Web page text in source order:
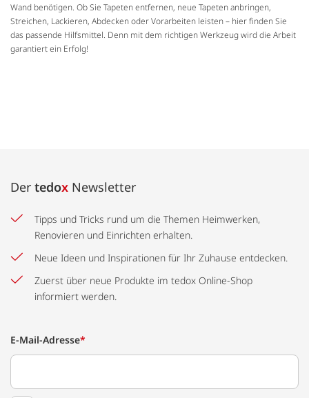
Wand benötigen. Ob Sie Tapeten entfernen, neue Tapeten anbringen,
Streichen, Lackieren, Abdecken oder Vorarbeiten leisten – hier finden Sie
das passende Hilfsmittel. Denn mit dem richtigen Werkzeug wird die Arbeit
garantiert ein Erfolg!
Der tedox Newsletter
Tipps und Tricks rund um die Themen Heimwerken,
Renovieren und Einrichten erhalten.
Neue Ideen und Inspirationen für Ihr Zuhause entdecken.
Zuerst über neue Produkte im tedox Online-Shop
informiert werden.
E-Mail-Adresse*